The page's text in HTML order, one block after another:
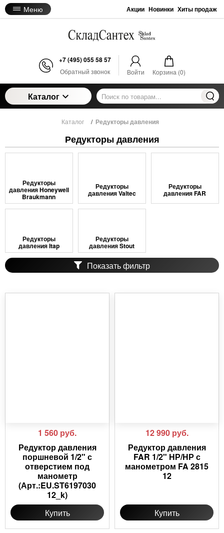
Меню Акции Новинки Хиты продаж
+7 (495) 055 58 57
Обратный звонок Войти Корзина (0)
Каталог
Каталог / Редукторы давления
Редукторы давления
Редукторы
давления Honeywell
Braukmann
Редукторы
давления Valtec
Редукторы
давления FAR
Редукторы
давления Itap
Редукторы
давления Stout
Показать фильтр
1 560 руб.
Редуктор давления
поршневой 1/2" с
отверстием под
манометр
(Арт.:EU.ST6197030
12_k)
Купить
12 990 руб.
Редуктор давления
FAR 1/2" НР/НР с
манометром FA 2815
12
Купить